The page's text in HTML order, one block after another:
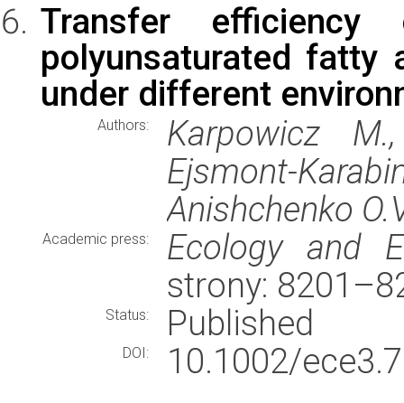
Transfer
polyunsaturated fatty
under different
Authors:
Karpowicz
Ejsmont-
Anishchenko
Academic press:
Ecology and
strony:
Status: Published
DOI:
10.1002/